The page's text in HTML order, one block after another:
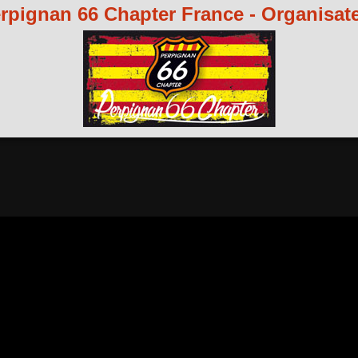
66 Chapter France -